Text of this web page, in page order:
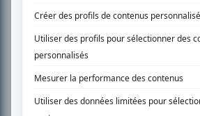
Liste des comédiens